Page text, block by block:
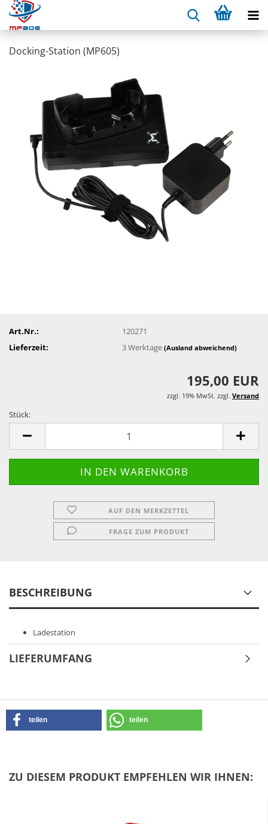
Docking-​Station (MP605)
Art.Nr.:
120271
Lieferzeit:
3 Werktage(Ausland abweichend)
195,00 EUR
zzgl. 19% MwSt. zzgl. Versand
Stück:
AUF DEN MERKZETTEL
FRAGE ZUM PRODUKT
BESCHREIBUNG
Ladestation
LIEFERUMFANG
teilen teilen
ZU DIESEM PRODUKT EMPFEHLEN WIR IHNEN: